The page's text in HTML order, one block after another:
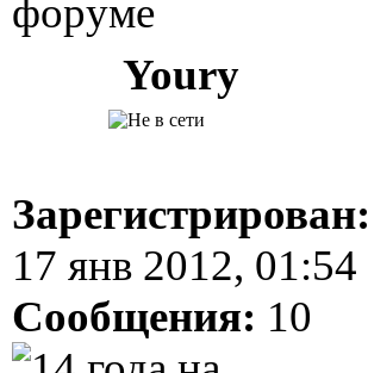
Youry
Зарегистрирован:
17 янв 2012, 01:54
Сообщения: 10